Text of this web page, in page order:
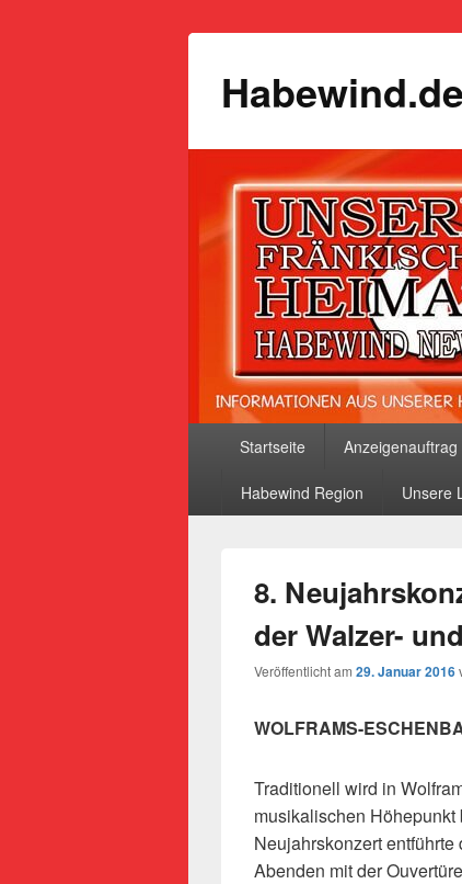
Startseite
Habewind Region Unsere
8.
der Walzer-
Veröffentlicht am 29. Januar 2016
WOLFRAMS-
Traditionell wird in
musikalischen
Neujahrskonzert
Abenden mit der